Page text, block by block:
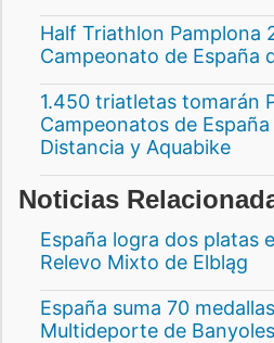
Half Triathlon Pamplona
Campeonato de España
1.450 triatletas tomarán
Campeonatos de
Distancia y Aquabike
Noticias
España logra dos platas
Relevo Mixto de Elbląg
España suma 70
Multideporte de Banyoles